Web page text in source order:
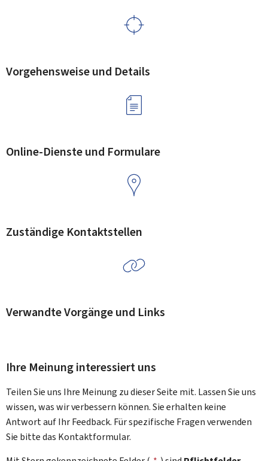
Vorgehensweise und Details
Online-Dienste und Formulare
Zuständige Kontaktstellen
Verwandte Vorgänge und Links
Ihre Meinung interessiert uns
Teilen Sie uns Ihre Meinung zu dieser Seite mit. Lassen Sie uns
wissen, was wir verbessern können. Sie erhalten keine
Antwort auf Ihr Feedback. Für spezifische Fragen verwenden
Sie bitte das Kontaktformular.